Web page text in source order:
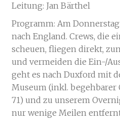
Leitung: Jan Bärthel
Programm: Am
nach England. Crews, die
scheuen, fliegen direkt,
und vermeiden die Ein-/
geht es nach Duxford mit
Museum (inkl. begehbarer
71) und zu unserem
nur wenige Meilen